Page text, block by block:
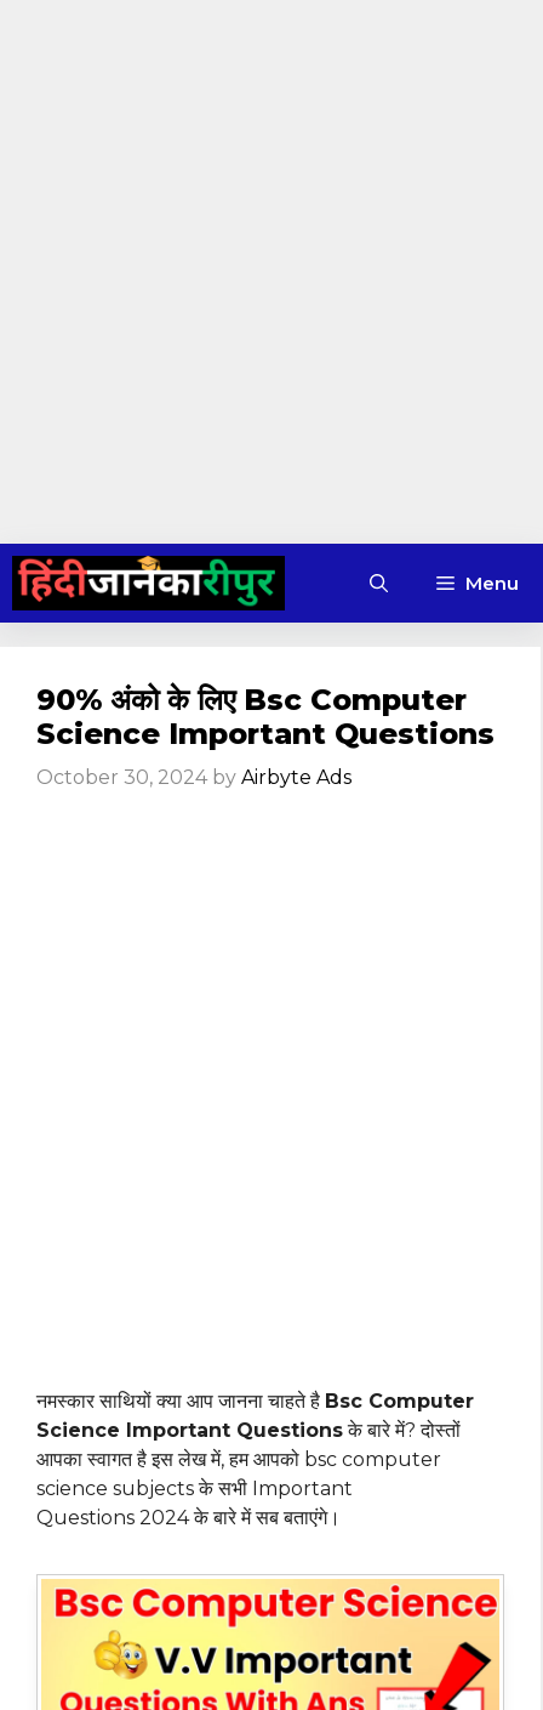
Skip
content
Menu
90% अंको के लिए Bsc Computer
Science Important Questions
October 30, 2024 by Airbyte Ads
नमस्कार साथियों क्या आप जानना चाहते है Bsc Computer
Science Important Questionsके बारे में? दोस्तों
आपका स्वागत है इस लेख में, हम आपको bsc computer
science subjects के सभी Important
Questions 2024 के बारे में सब बताएंगे।